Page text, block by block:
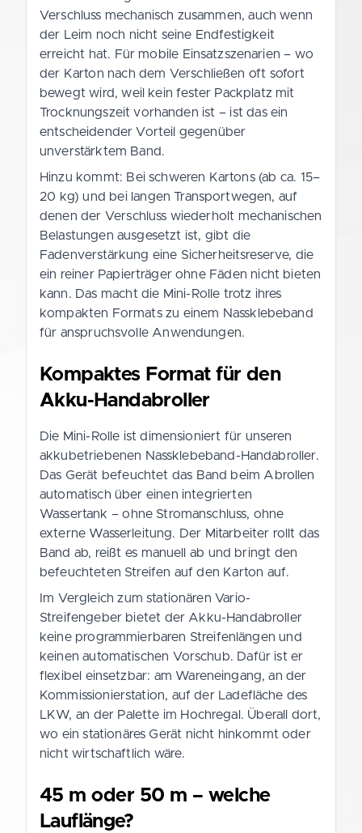
Verschluss mechanisch zusammen, auch wenn
der Leim noch nicht seine Endfestigkeit
erreicht hat. Für mobile Einsatzszenarien – wo
der Karton nach dem Verschließen oft sofort
bewegt wird, weil kein fester Packplatz mit
Trocknungszeit vorhanden ist – ist das ein
entscheidender Vorteil gegenüber
unverstärktem Band.
Hinzu kommt: Bei schweren Kartons (ab ca. 15–
20 kg) und bei langen Transportwegen, auf
denen der Verschluss wiederholt mechanischen
Belastungen ausgesetzt ist, gibt die
Fadenverstärkung eine Sicherheitsreserve, die
ein reiner Papierträger ohne Fäden nicht bieten
kann. Das macht die Mini-Rolle trotz ihres
kompakten Formats zu einem Nassklebeband
für anspruchsvolle Anwendungen.
Kompaktes Format für den
Akku-Handabroller
Die Mini-Rolle ist dimensioniert für unseren
akkubetriebenen Nassklebeband-Handabroller.
Das Gerät befeuchtet das Band beim Abrollen
automatisch über einen integrierten
Wassertank – ohne Stromanschluss, ohne
externe Wasserleitung. Der Mitarbeiter rollt das
Band ab, reißt es manuell ab und bringt den
befeuchteten Streifen auf den Karton auf.
Im Vergleich zum stationären Vario-
Streifengeber bietet der Akku-Handabroller
keine programmierbaren Streifenlängen und
keinen automatischen Vorschub. Dafür ist er
flexibel einsetzbar: am Wareneingang, an der
Kommissionierstation, auf der Ladefläche des
LKW, an der Palette im Hochregal. Überall dort,
wo ein stationäres Gerät nicht hinkommt oder
nicht wirtschaftlich wäre.
45 m oder 50 m – welche
Lauflänge?